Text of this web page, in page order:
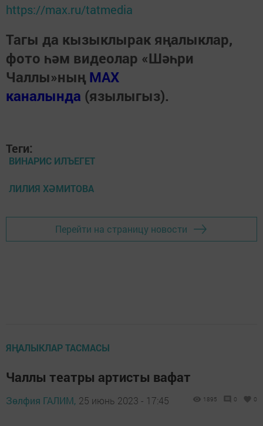
https://max.ru/tatmedia
Тагы да кызыклырак яңалыклар,
фото һәм видеолар «Шәһри
Чаллы»ның MAX
каналында (язылыгыз).
Теги:
ВИНАРИС ИЛЪЕГЕТ
ЛИЛИЯ ХӘМИТОВА
Перейти на страницу новости
ЯҢАЛЫКЛАР ТАСМАСЫ
Чаллы театры артисты вафат
Зөлфия ГАЛИМ, 25 июнь 2023 - 17:45 1895 0 0